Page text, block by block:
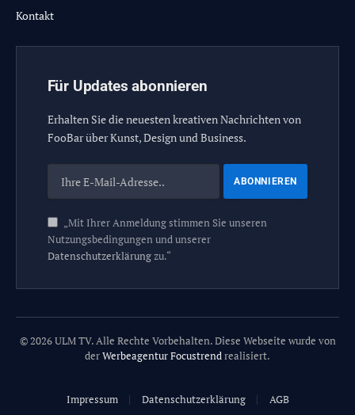
Kontakt
Für Updates abonnieren
Erhalten Sie die neuesten kreativen Nachrichten von
FooBar über Kunst, Design und Business.
„Mit Ihrer Anmeldung stimmen Sie unseren
Nutzungsbedingungen und unserer
Datenschutzerklärungzu.“
© 2026 ULM TV. Alle Rechte Vorbehalten. Diese Webseite wurde von
derWerbeagentur Focustrendrealisiert.
Impressum Datenschutzerklärung AGB